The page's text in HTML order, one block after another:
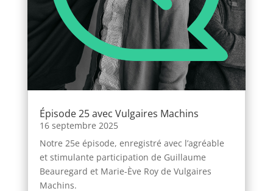
Épisode 25 avec Vulgaires Machins
16 septembre 2025
Notre 25e épisode, enregistré avec l’agréable
et stimulante participation de Guillaume
Beauregard et Marie-Ève Roy de Vulgaires
Machins.